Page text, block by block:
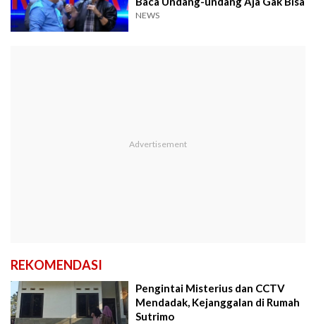
NEWS
REKOMENDASI
Pengintai Misterius dan CCTV
Mendadak, Kejanggalan di Rumah
Sutrimo